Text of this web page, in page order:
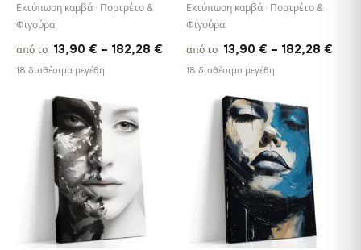
Εκτύπωση καμβά · Πορτρέτο &
Φιγούρα
από το 13,90 € – 182,28 € Price
range:
18 διαθέσιμα μεγέθη
Εκτύπωση καμβά · Πορτρέτο &
Φιγούρα
από το 13,90 € – 182,28 €
18 διαθέσιμα μεγέθη